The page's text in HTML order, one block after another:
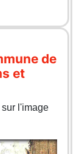
de
et
l'image